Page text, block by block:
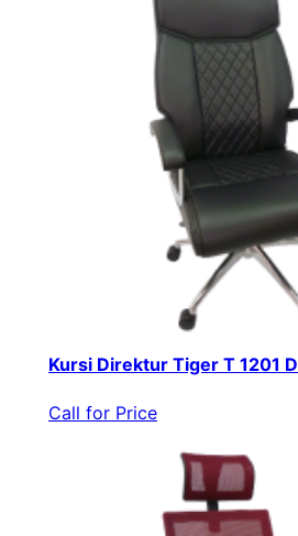
Kursi Direktur Tiger T 1201 D
Call for Price